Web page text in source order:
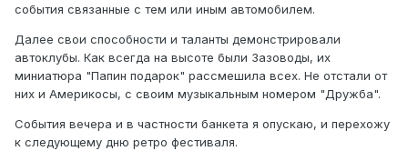
события связанные с тем или иным автомобилем.
Далее свои способности и таланты демонстрировали
автоклубы. Как всегда на высоте были Зазоводы, их
миниатюра "Папин подарок" рассмешила всех. Не отстали от
них и Америкосы, с своим музыкальным номером "Дружба".
События вечера и в частности банкета я опускаю, и перехожу
к следующему дню ретро фестиваля.